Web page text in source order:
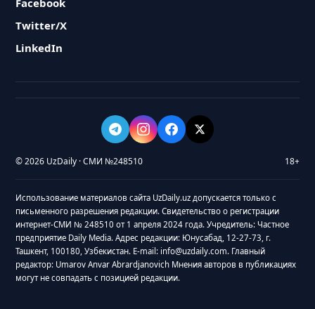
Facebook
Twitter/X
LinkedIn
© 2026 UzDaily · СМИ №248510 18+
Использование материалов сайта UzDaily.uz допускается только с
письменного разрешения редакции. Свидетельство о регистрации
интернет-СМИ № 248510 от 1 апреля 2024 года. Учредитель: Частное
предприятие Daily Media. Адрес редакции: Юнусабад, 12-27-73, г.
Ташкент, 100180, Узбекистан. E-mail: info@uzdaily.com. Главный
редактор: Umarov Anvar Abrardjanovich Мнения авторов в публикациях
могут не совпадать с позицией редакции.